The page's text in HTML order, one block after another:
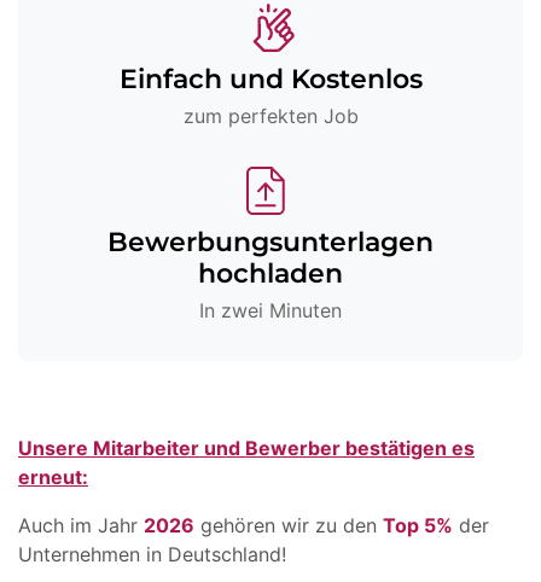
Einfach und Kostenlos
zum perfekten Job
Bewerbungsunterlagen
hochladen
In zwei Minuten
Unsere Mitarbeiter und Bewerber bestätigen es
erneut:
Auch im Jahr 2026 gehören wir zu den Top 5% der
Unternehmen in Deutschland!